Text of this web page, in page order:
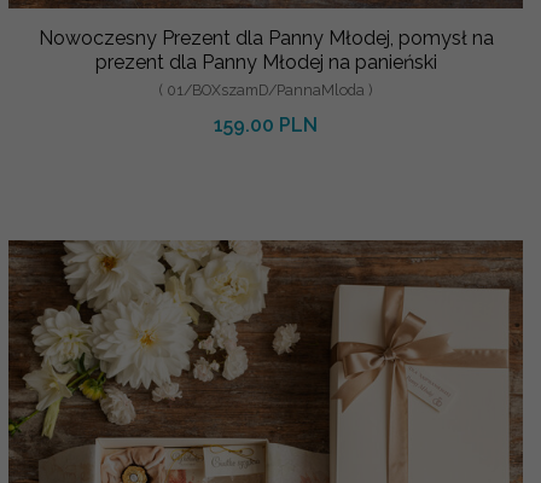
Nowoczesny Prezent dla Panny Młodej, pomysł na
prezent dla Panny Młodej na panieński
( 01/BOXszamD/PannaMloda )
159.00 PLN